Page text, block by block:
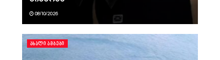
08/10/2026
ᲐᲮᲐᲚᲘ ᲐᲛᲑᲔᲑᲘ